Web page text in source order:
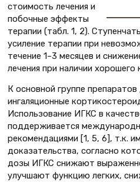
стоимость лечения и
побочные эффекты
терапии (табл. 1, 2).
усиление терапии при
течение 1–3 месяцев и
лечения при наличии хорошего
К основной группе
ингаляционные
Использование ИГКС в
поддерживается
рекомендациями [1, 5, 6], т.к.
доказательства, согласно
дозы ИГКС снижают
улучшают функцию легких,